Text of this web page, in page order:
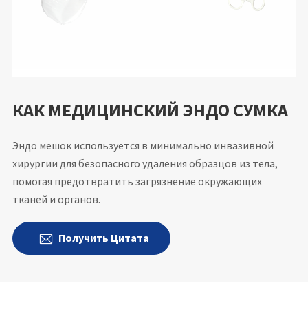
КАК МЕДИЦИНСКИЙ ЭНДО СУМКА
Эндо мешок используется в минимально инвазивной
хирургии для безопасного удаления образцов из тела,
помогая предотвратить загрязнение окружающих
тканей и органов.
 Получить Цитата